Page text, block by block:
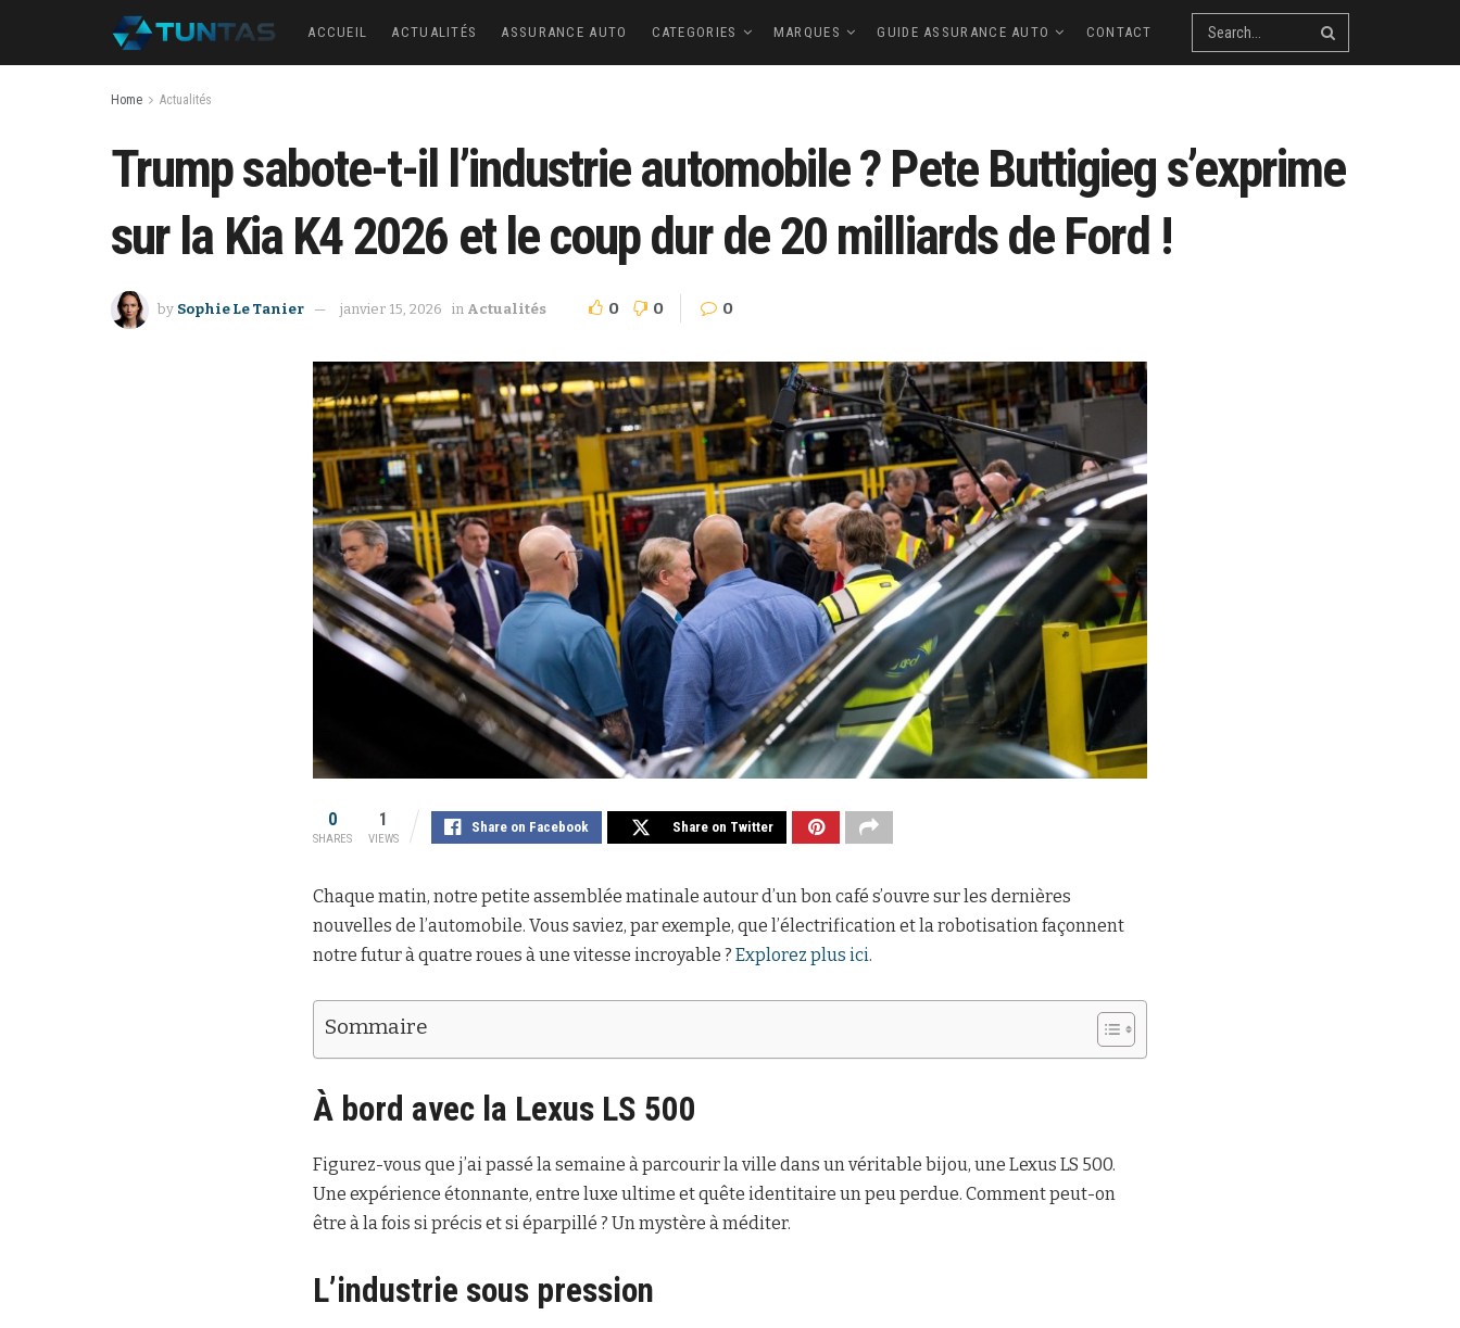
ACCUEIL ACTUALITÉS ASSURANCE AUTO CATEGORIES MARQUES GUIDE ASSURANCE AUTO CONTACT
Home Actualités
Trump sabote-t-il l’industrie automobile ? Pete Buttigieg s’exprime
sur la Kia K4 2026 et le coup dur de 20 milliards de Ford !
by Sophie Le Tanier janvier 15, 2026 in Actualités 0 0 0
0
SHARES
1
VIEWS
Share on Facebook Share on Twitter
Chaque matin, notre petite assemblée matinale autour d’un bon café s’ouvre sur les dernières
nouvelles de l’automobile. Vous saviez, par exemple, que l’électrification et la robotisation façonnent
notre futur à quatre roues à une vitesse incroyable ? Explorez plus ici.
Sommaire
À bord avec la Lexus LS 500
Figurez-vous que j’ai passé la semaine à parcourir la ville dans un véritable bijou, une Lexus LS 500.
Une expérience étonnante, entre luxe ultime et quête identitaire un peu perdue. Comment peut-on
être à la fois si précis et si éparpillé ? Un mystère à méditer.
L’industrie sous pression